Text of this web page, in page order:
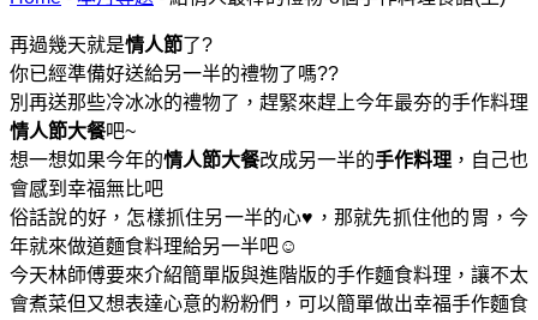
再過幾天就是情人節了?
你已經準備好送給另一半的禮物了嗎??
別再送那些冷冰冰的禮物了，趕緊來趕上今年最夯的手作料理
情人節大餐吧~
想一想如果今年的情人節大餐改成另一半的手作料理 ，自己也
會感到幸福無比吧
俗話說的好，怎樣抓住另一半的心♥，那就先抓住他的胃，今
年就來做道麵食料理給另一半吧☺
今天林師傅要來介紹簡單版與進階版的手作麵食料理，讓不太
會煮菜但又想表達心意的粉粉們，可以簡單做出幸福手作麵食